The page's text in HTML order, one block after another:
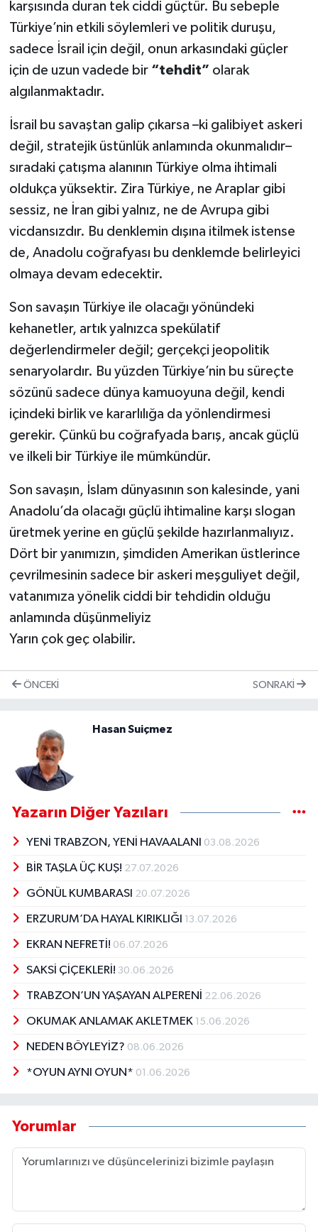
karşısında duran tek ciddi güçtür. Bu sebeple
Türkiye’nin etkili söylemleri ve politik duruşu,
sadece İsrail için değil, onun arkasındaki güçler
için de uzun vadede bir “tehdit” olarak
algılanmaktadır.
İsrail bu savaştan galip çıkarsa –ki galibiyet askeri
değil, stratejik üstünlük anlamında okunmalıdır–
sıradaki çatışma alanının Türkiye olma ihtimali
oldukça yüksektir. Zira Türkiye, ne Araplar gibi
sessiz, ne İran gibi yalnız, ne de Avrupa gibi
vicdansızdır. Bu denklemin dışına itilmek istense
de, Anadolu coğrafyası bu denklemde belirleyici
olmaya devam edecektir.
Son savaşın Türkiye ile olacağı yönündeki
kehanetler, artık yalnızca spekülatif
değerlendirmeler değil; gerçekçi jeopolitik
senaryolardır. Bu yüzden Türkiye’nin bu süreçte
sözünü sadece dünya kamuoyuna değil, kendi
içindeki birlik ve kararlılığa da yönlendirmesi
gerekir. Çünkü bu coğrafyada barış, ancak güçlü
ve ilkeli bir Türkiye ile mümkündür.
Son savaşın, İslam dünyasının son kalesinde, yani
Anadolu’da olacağı güçlü ihtimaline karşı slogan
üretmek yerine en güçlü şekilde hazırlanmalıyız.
Dört bir yanımızın, şimdiden Amerikan üstlerince
çevrilmesinin sadece bir askeri meşguliyet değil,
vatanımıza yönelik ciddi bir tehdidin olduğu
anlamında düşünmeliyiz
Yarın çok geç olabilir.
ÖNCEKI SONRAKI
Hasan Suiçmez
Yazarın Diğer Yazıları
YENİ TRABZON, YENİ HAVAALANI 03.08.2026
BİR TAŞLA ÜÇ KUŞ! 27.07.2026
GÖNÜL KUMBARASI 20.07.2026
ERZURUM’DA HAYAL KIRIKLIĞI 13.07.2026
EKRAN NEFRETİ! 06.07.2026
SAKSİ ÇİÇEKLERİ! 30.06.2026
TRABZON’UN YAŞAYAN ALPERENİ 22.06.2026
OKUMAK ANLAMAK AKLETMEK 15.06.2026
NEDEN BÖYLEYİZ? 08.06.2026
*OYUN AYNI OYUN* 01.06.2026
Yorumlar